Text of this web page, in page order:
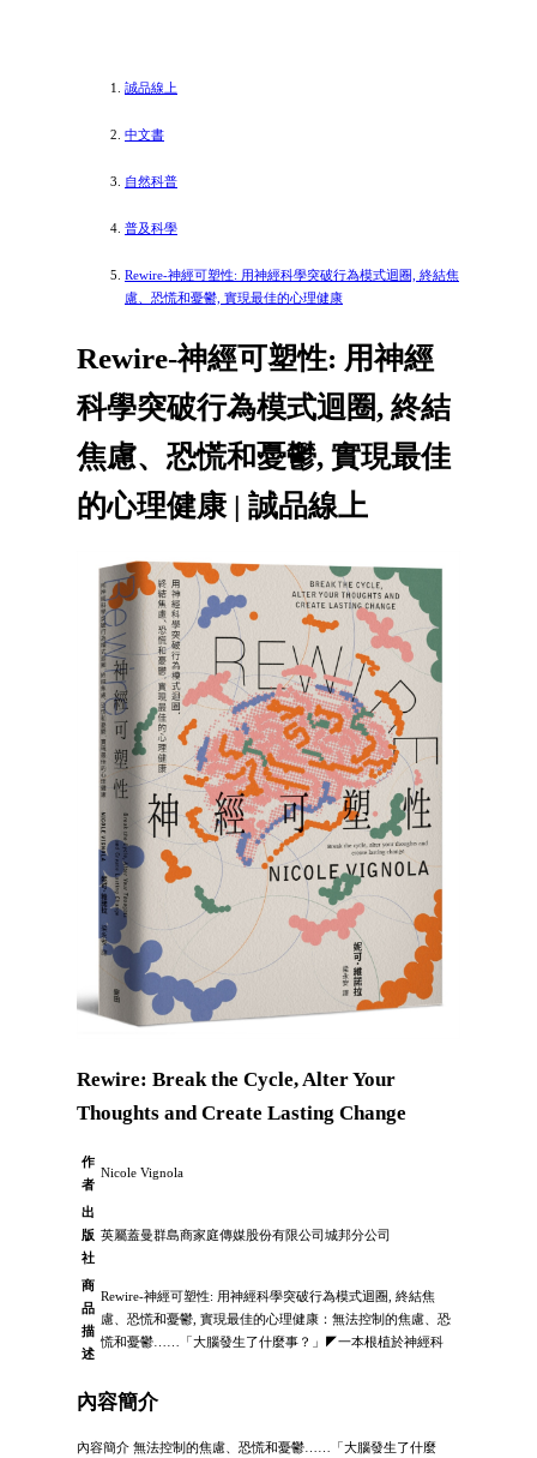
誠品線上
中文書
自然科普
普及科學
Rewire-神經可塑性: 用神經科學突破行為模式迴圈, 終結焦
慮、恐慌和憂鬱, 實現最佳的心理健康
Rewire-神經可塑性: 用神經
科學突破行為模式迴圈, 終結
焦慮、恐慌和憂鬱, 實現最佳
的心理健康 | 誠品線上
Rewire: Break the Cycle, Alter Your
Thoughts and Create Lasting Change
作
者
Nicole Vignola
出
版
社
英屬蓋曼群島商家庭傳媒股份有限公司城邦分公司
商
品
描
述
Rewire-神經可塑性: 用神經科學突破行為模式迴圈, 終結焦
慮、恐慌和憂鬱, 實現最佳的心理健康：無法控制的焦慮、恐
慌和憂鬱……「大腦發生了什麼事？」◤一本根植於神經科
內容簡介
內容簡介 無法控制的焦慮、恐慌和憂鬱……「大腦發生了什麼